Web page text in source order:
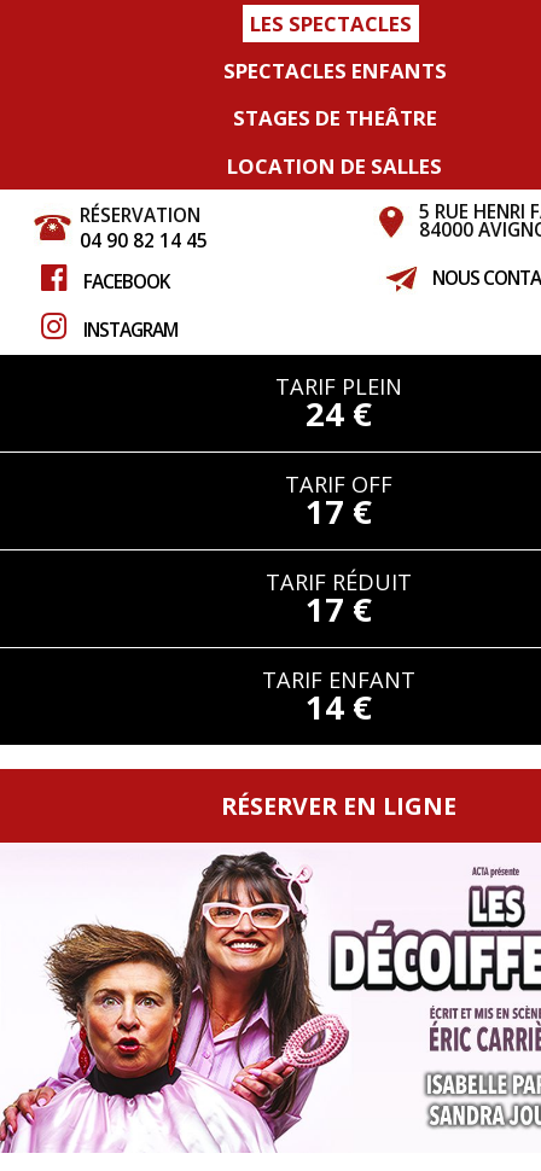
5 RUE HENRI
84000
RÉSERVATION
04 90 82 14 45
NOUS
FACEBOOK
INSTAGRAM
LES SPECTACLES
SPECTACLES ENFANTS
STAGES DE THEÂTRE
LOCATION DE SALLES
TARIF PLEIN
24 €
TARIF OFF
17 €
TARIF RÉDUIT
17 €
TARIF ENFANT
14 €
RÉSERVER EN LIGNE